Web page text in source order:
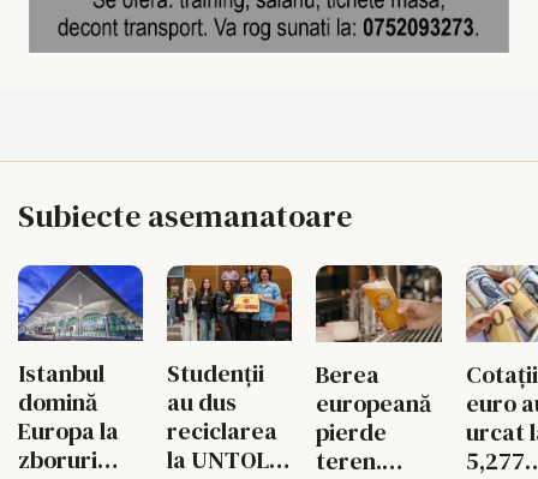
Subiecte asemanatoare
Istanbul
domină
Europa la
zboruri
Studenții
au dus
reciclarea
la UNTOLD
Berea
europeană
pierde
teren.
euro
urcat
5,277